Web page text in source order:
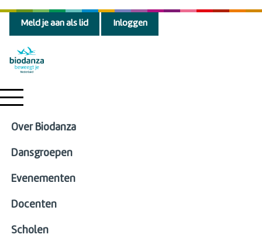
Meld je aan als lid Inloggen
Over Biodanza
Dansgroepen
Evenementen
Docenten
Scholen